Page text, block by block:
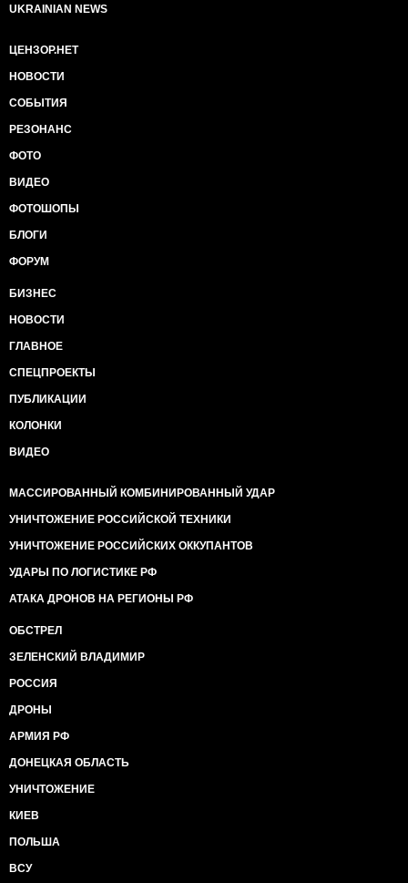
UKRAINIAN NEWS
ЦЕНЗОР.НЕТ
НОВОСТИ
СОБЫТИЯ
РЕЗОНАНС
ФОТО
ВИДЕО
ФОТОШОПЫ
БЛОГИ
ФОРУМ
БИЗНЕС
НОВОСТИ
ГЛАВНОЕ
СПЕЦПРОЕКТЫ
ПУБЛИКАЦИИ
КОЛОНКИ
ВИДЕО
МАССИРОВАННЫЙ КОМБИНИРОВАННЫЙ УДАР
УНИЧТОЖЕНИЕ РОССИЙСКОЙ ТЕХНИКИ
УНИЧТОЖЕНИЕ РОССИЙСКИХ ОККУПАНТОВ
УДАРЫ ПО ЛОГИСТИКЕ РФ
АТАКА ДРОНОВ НА РЕГИОНЫ РФ
ОБСТРЕЛ
ЗЕЛЕНСКИЙ ВЛАДИМИР
РОССИЯ
ДРОНЫ
АРМИЯ РФ
ДОНЕЦКАЯ ОБЛАСТЬ
УНИЧТОЖЕНИЕ
КИЕВ
ПОЛЬША
ВСУ